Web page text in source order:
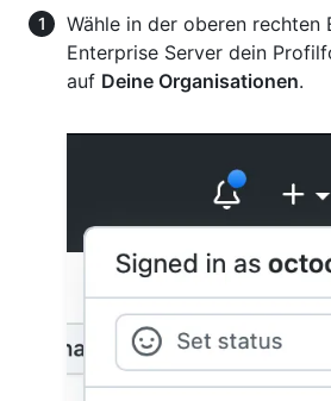
Wähle in der oberen rechten
Enterprise Server dein
auf Deine Organisationen.